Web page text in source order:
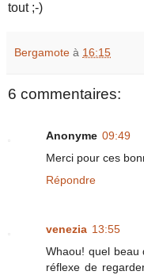
tout ;-)
Bergamote à 16:15
6 commentaires:
Anonyme 09:49
Merci pour ces
Répondre
venezia 13:55
Whaou! quel beau
réflexe de